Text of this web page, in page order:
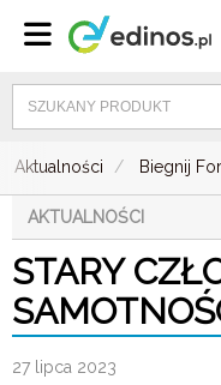
Aktualności Biegnij
AKTUALNOŚCI
STARY
27 lipca 2023